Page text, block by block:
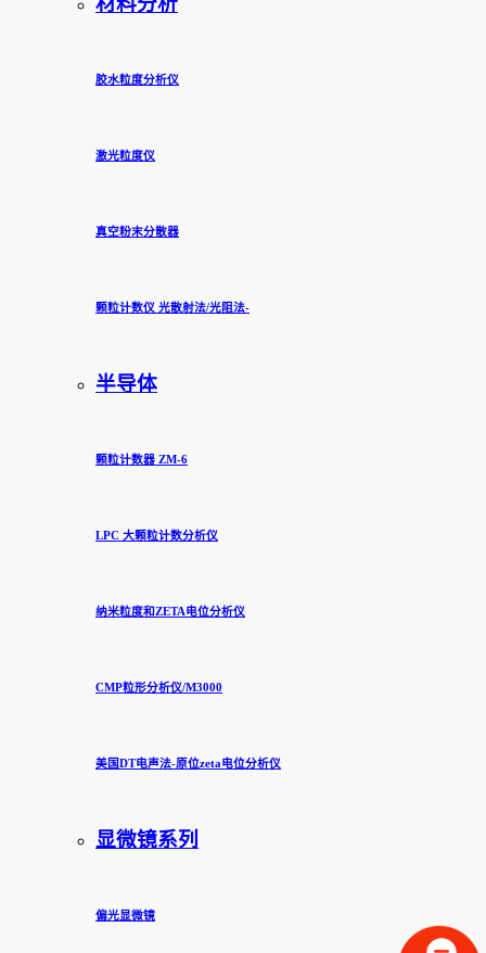
胶水粒度分析仪
激光粒度仪
真空粉末分散器
颗粒计数仪 光散射法/光阻法-
半导体
颗粒计数器 ZM-6
LPC 大颗粒计数分析仪
纳米粒度和ZETA电位分析仪
CMP粒形分析仪/M3000
美国DT电声法-原位zeta电位分析仪
显微镜系列
偏光显微镜